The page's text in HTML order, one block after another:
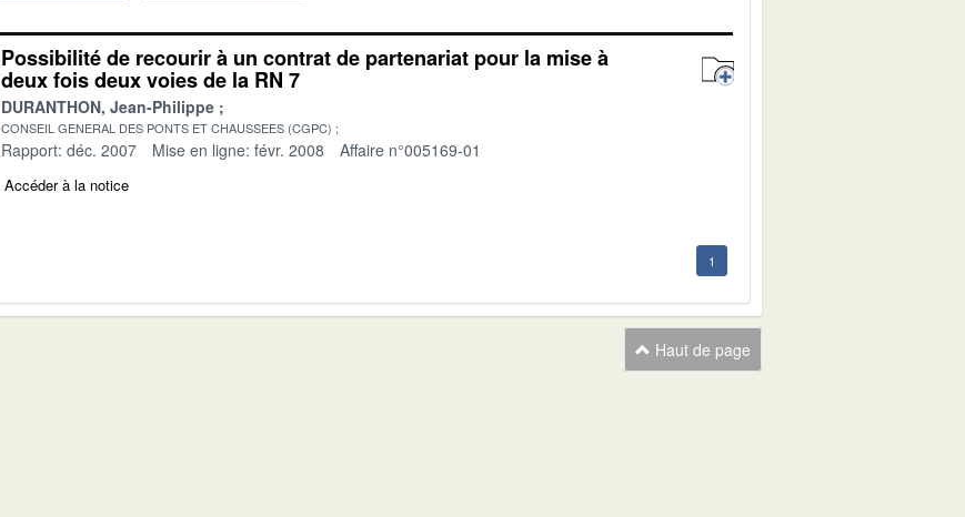
Possibilité de recourir à un contrat de partenariat pour la mise à
deux fois deux voies de la RN 7
DURANTHON, Jean-Philippe
CONSEIL GENERAL DES PONTS ET CHAUSSEES (CGPC)
Rapport: déc. 2007 Mise en ligne: févr. 2008 Affaire n°005169-01
Accéder à la notice
1
Haut de page